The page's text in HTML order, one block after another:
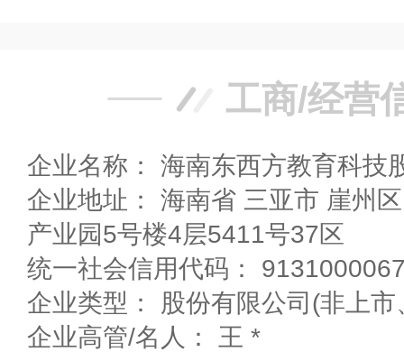
工商/经营
企业名称： 海南东西方教育科技
企业地址： 海南省 三亚市 崖州区 崖州湾科技城雅布伦
产业园5号楼4层5411号37区
统一社会信用代码：
企业类型： 股份有限公司(非上
企业高管/名人： 王 *